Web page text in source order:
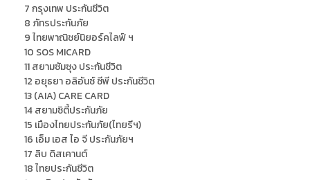
7 กรุงเทพ ประกันชีวิต
8 ภัทรประกันภัย
9 ไทยพาณิชย์นิยอร์คไลฟ์ ฯ
10 SOS MICARD
11 สยามซัมซุง ประกันชีวิต
12 อยุธยา อลิอันซ์ ซีพี ประกันชีวิต
13 (AIA) CARE CARD
14 สยามซิตี้ประกันภัย
15 เมืองไทยประกันภัย(ไทยรีฯ)
16 เอ็ม เอส ไอ จี ประกันภัยฯ
17 ลิบ ดิสเคานต์
18 ไทยประกันชีวิต